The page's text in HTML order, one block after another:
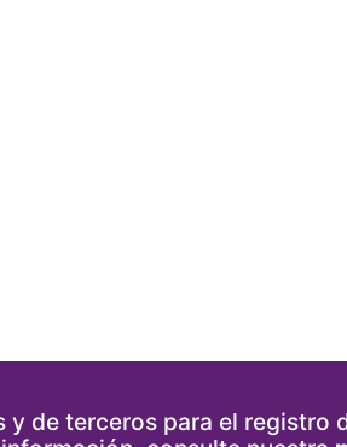
de terceros para el registro